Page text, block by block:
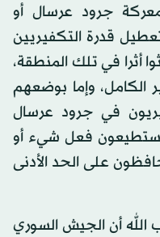
جرود عرسال أو
قدرة التكفيريين
أثرا في تلك المنطقة،
الكامل، وإما بوضعهم
في جرود عرسال
فعل شيء أو
على الحد الأدنى
الله أن الجيش السوري